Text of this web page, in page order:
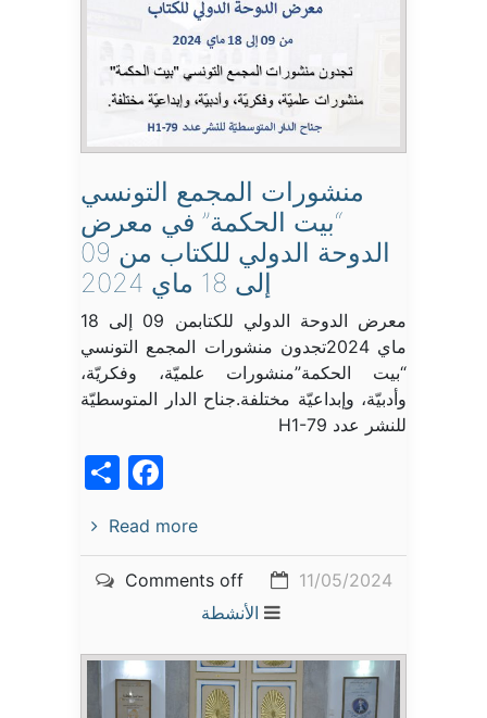
منشورات المجمع التونسي
“بيت الحكمة” في معرض
الدوحة الدولي للكتاب من 09
إلى 18 ماي 2024
معرض الدوحة الدولي للكتابمن 09 إلى 18
ماي 2024تجدون منشورات المجمع التونسي
“بيت الحكمة”منشورات علميّة، وفكريّة،
وأدبيّة، وإبداعيّة مختلفة.جناح الدار المتوسطيّة
للنشر عدد H1-79
Read more
11/05/2024
Comments off
الأنشطة